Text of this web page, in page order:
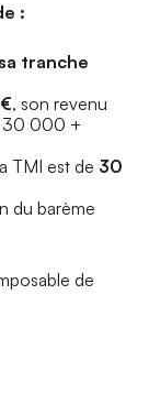
:
tranche
, son revenu
30 000 +
TMI est de 30
du barème
de